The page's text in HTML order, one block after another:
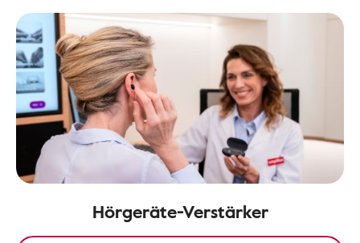
Hörgeräte-Verstärker